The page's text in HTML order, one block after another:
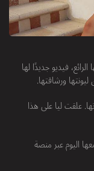
فيديو جديدًا لها
ورشاقتها.
علقت ليا على هذا
اليوم عبر منصة